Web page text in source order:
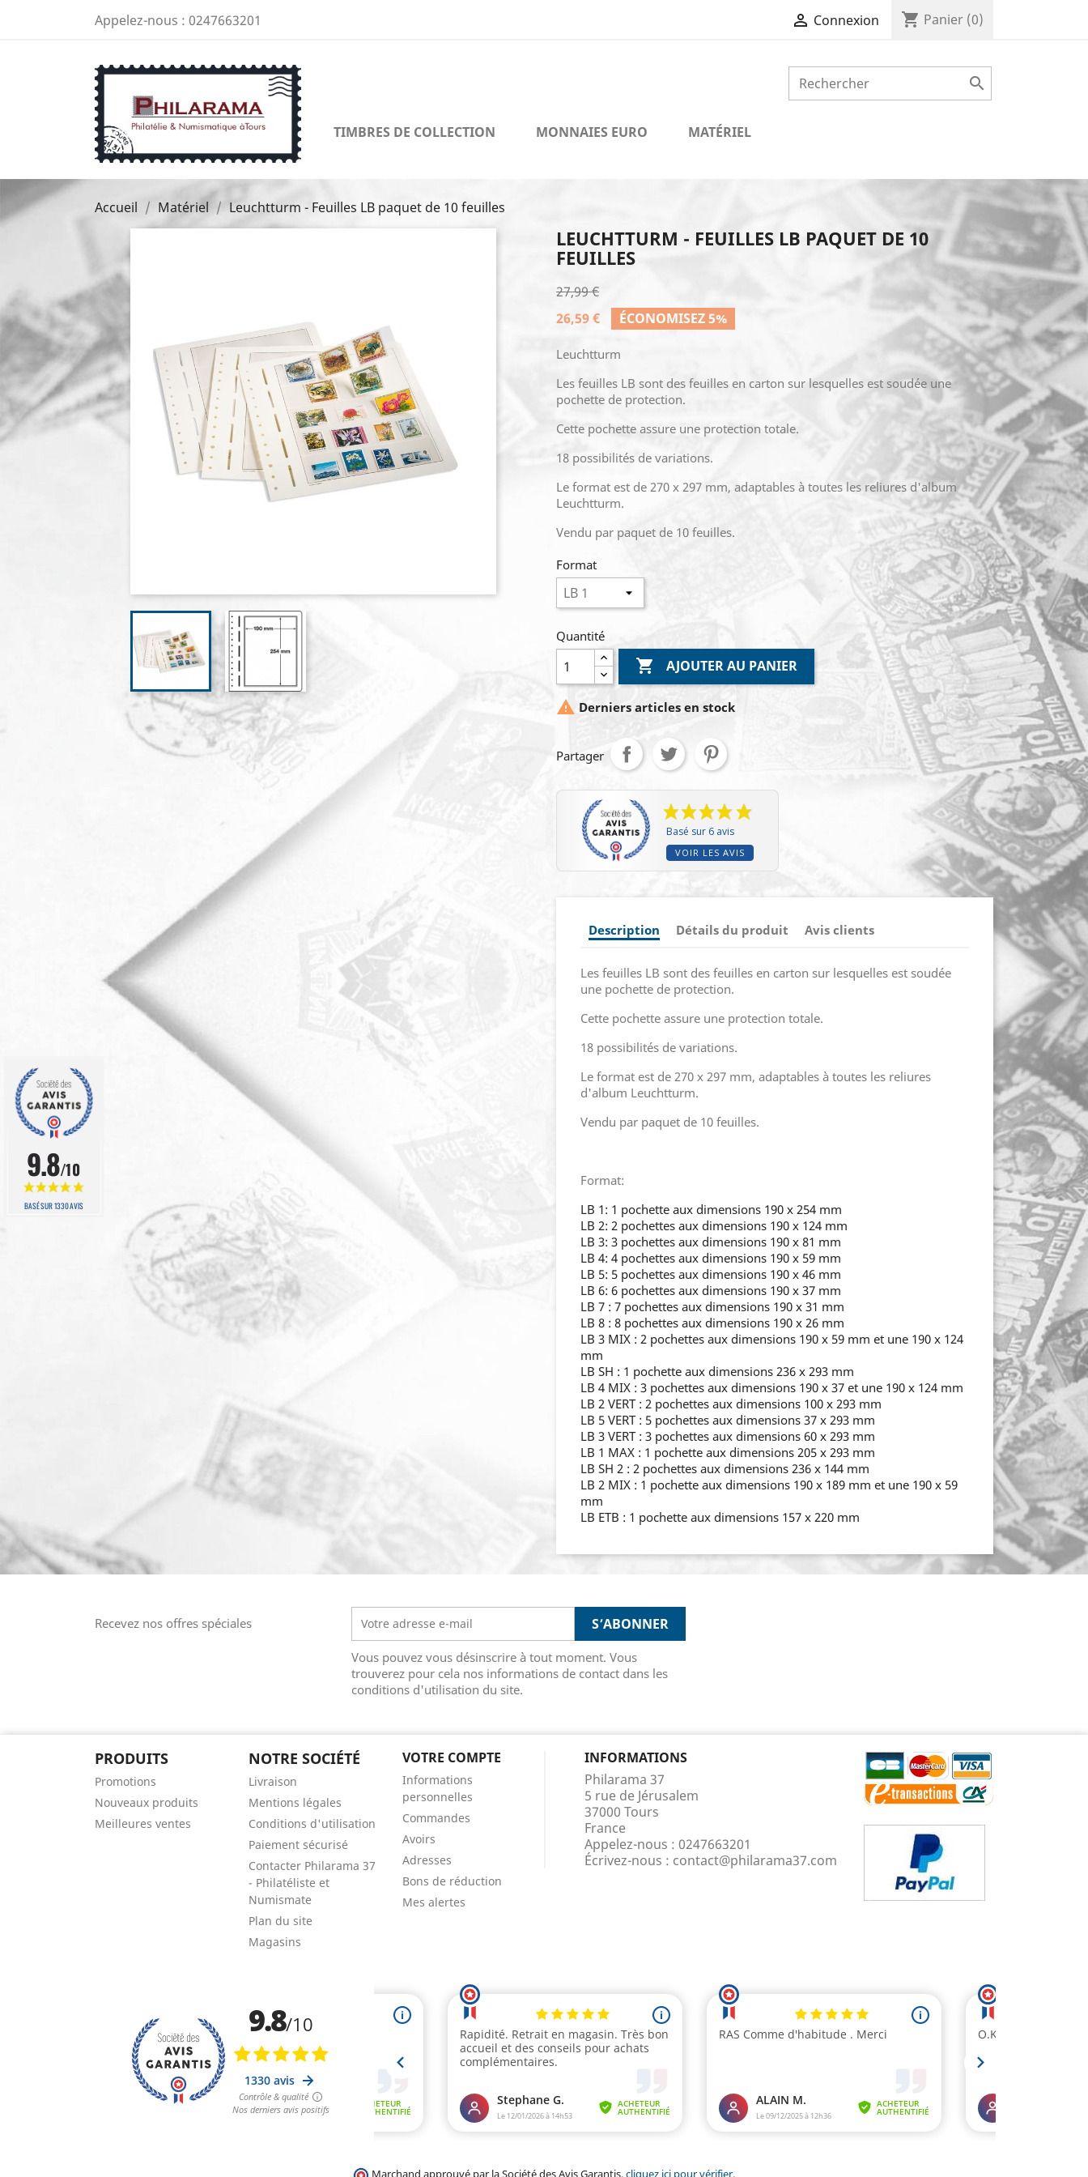
Appelez-nous : 0247663201  Connexion shopping_cart Panier (0)

TIMBRES DE COLLECTION MONNAIES EURO MATÉRIEL
Accueil Matériel Leuchtturm - Feuilles LB paquet de 10 feuilles
LEUCHTTURM - FEUILLES LB PAQUET DE 10
FEUILLES
27,99 €
26,59 €
ÉCONOMISEZ 5%
Leuchtturm
Les feuilles LB sont des feuilles en carton sur lesquelles est soudée une
pochette de protection.
Cette pochette assure une protection totale.
18 possibilités de variations.
Le format est de 270 x 297 mm, adaptables à toutes les reliures d'album
Leuchtturm.
Vendu par paquet de 10 feuilles.
Format
Quantité
 AJOUTER AU PANIER
 Derniers articles en stock
Partager
Basé sur 6 avis
VOIR LES AVIS
Description Détails du produit Avis clients
Les feuilles LB sont des feuilles en carton sur lesquelles est soudée
une pochette de protection.
Cette pochette assure une protection totale.
18 possibilités de variations.
Le format est de 270 x 297 mm, adaptables à toutes les reliures
d'album Leuchtturm.
Vendu par paquet de 10 feuilles.
Format:
LB 1: 1 pochette aux dimensions 190 x 254 mm
LB 2: 2 pochettes aux dimensions 190 x 124 mm
LB 3: 3 pochettes aux dimensions 190 x 81 mm
LB 4: 4 pochettes aux dimensions 190 x 59 mm
LB 5: 5 pochettes aux dimensions 190 x 46 mm
LB 6: 6 pochettes aux dimensions 190 x 37 mm
LB 7 : 7 pochettes aux dimensions 190 x 31 mm
LB 8 : 8 pochettes aux dimensions 190 x 26 mm
LB 3 MIX : 2 pochettes aux dimensions 190 x 59 mm et une 190 x 124
mm
LB SH : 1 pochette aux dimensions 236 x 293 mm
LB 4 MIX : 3 pochettes aux dimensions 190 x 37 et une 190 x 124 mm
LB 2 VERT : 2 pochettes aux dimensions 100 x 293 mm
LB 5 VERT : 5 pochettes aux dimensions 37 x 293 mm
LB 3 VERT : 3 pochettes aux dimensions 60 x 293 mm
LB 1 MAX : 1 pochette aux dimensions 205 x 293 mm
LB SH 2 : 2 pochettes aux dimensions 236 x 144 mm
LB 2 MIX : 1 pochette aux dimensions 190 x 189 mm et une 190 x 59
mm
LB ETB : 1 pochette aux dimensions 157 x 220 mm
Recevez nos offres spéciales
Vous pouvez vous désinscrire à tout moment. Vous
trouverez pour cela nos informations de contact dans les
conditions d'utilisation du site.
PRODUITS
Promotions
Nouveaux produits
Meilleures ventes
NOTRE SOCIÉTÉ
Livraison
Mentions légales
Conditions d'utilisation
Paiement sécurisé
Contacter Philarama 37
- Philatéliste et
Numismate
Plan du site
Magasins
VOTRE COMPTE
Informations
personnelles
Commandes
Avoirs
Adresses
Bons de réduction
Mes alertes
INFORMATIONS
Philarama 37
5 rue de Jérusalem
37000 Tours
France
Appelez-nous : 0247663201
Écrivez-nous : contact@philarama37.com
Marchand approuvé par la Société des Avis Garantis,cliquez ici pour vérifier.
9.8/10
BASÉ SUR 1330 AVIS